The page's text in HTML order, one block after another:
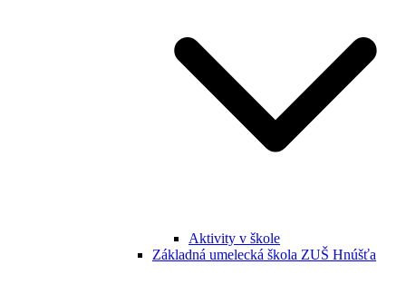
Aktivity v škole
Základná umelecká škola ZUŠ Hnúšťa